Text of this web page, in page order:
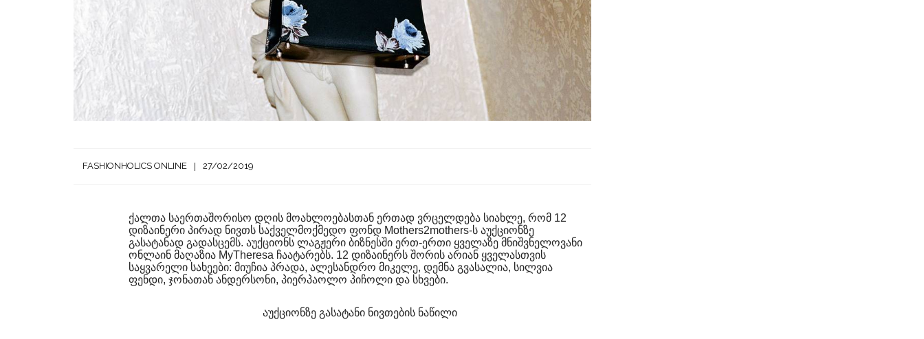
FASHIONHOLICS ONLINE 27/02/2019
ქალთა საერთაშორისო დღის მოახლოებასთან ერთად ვრცელდება სიახლე, რომ 12
დიზაინერი პირად ნივთს საქველმოქმედო ფონდ Mothers2mothers-ს აუქციონზე
გასატანად გადასცემს. აუქციონს ლაგჟერი ბიზნესში ერთ-ერთი ყველაზე მნიშვნელოვანი
ონლაინ მაღაზია MyTheresa ჩაატარებს. 12 დიზაინერს შორის არიან ყველასთვის
საყვარელი სახეები: მიუჩია პრადა, ალესანდრო მიკელე, დემნა გვასალია, სილვია
ფენდი, ჯონათან ანდერსონი, პიერპაოლო პიჩოლი და სხვები.
აუქციონზე გასატანი ნივთების ნაწილი